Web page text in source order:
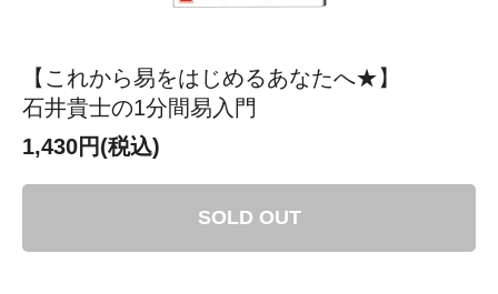
【これから易をはじめるあなたへ★】
石井貴士の1分間易入門
1,430円(税込)
SOLD OUT